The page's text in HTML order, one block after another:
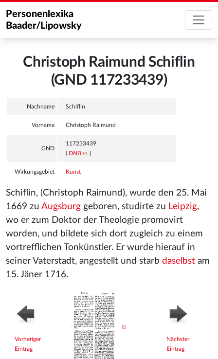
Personenlexika
Baader/Lipowsky
Christoph Raimund Schiflin
(GND 117233439)
Nachname Schiflin
Vorname Christoph Raimund
GND
117233439
( DNB )
Wirkungsgebiet Kunst
Schiflin, (Christoph Raimund), wurde den 25. Mai
1669 zu Augsburg geboren, studirte zu Leipzig,
wo er zum Doktor der Theologie promovirt
worden, und bildete sich dort zugleich zu einem
vortrefflichen Tonkünstler. Er wurde hierauf in
seiner Vaterstadt, angestellt und starb daselbst am
15. Jäner 1716.
Vorheriger
Eintrag
Nächster
Eintrag